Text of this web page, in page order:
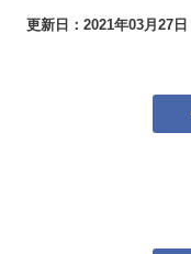
更新日： 2021年03月27日